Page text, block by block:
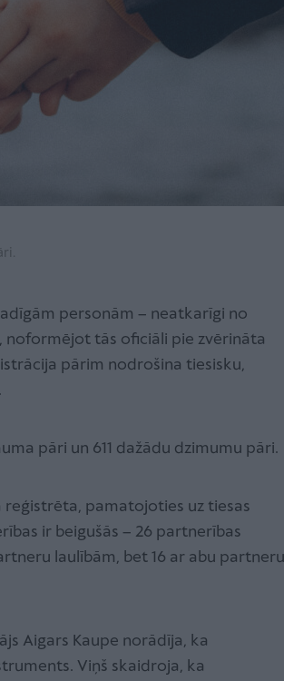
personām – neatkarīgi no
noformējot tās oficiāli pie zvērināta
pārim nodrošina tiesisku,
pāri un 611 dažādu dzimumu pāri.
pamatojoties uz tiesas
ir beigušās – 26 partnerības
laulībām, bet 16 ar abu partneru
Aigars Kaupe norādīja, ka
Viņš skaidroja, ka